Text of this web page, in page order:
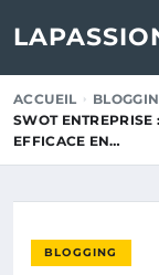
ACCUEIL
SWOT ENTREPRISE
EFFICACE EN…
BLOGGING